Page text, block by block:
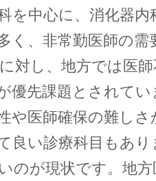
を中心に、消化器内
く、非常勤医師の需
対し、地方では医
優先課題とされてい
や医師確保の難しさ
良い診療科目もあ
のが現状です。地